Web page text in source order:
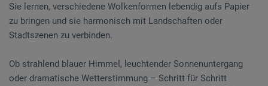
Sie lernen, verschiedene Wolkenformen lebendig aufs Papier
zu bringen und sie harmonisch mit Landschaften oder
Stadtszenen zu verbinden.
Ob strahlend blauer Himmel, leuchtender Sonnenuntergang
oder dramatische Wetterstimmung – Schritt für Schritt